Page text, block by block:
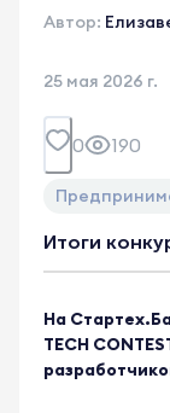
Автор:
25 мая 2026 г.
0 190
Итоги
На
TECH